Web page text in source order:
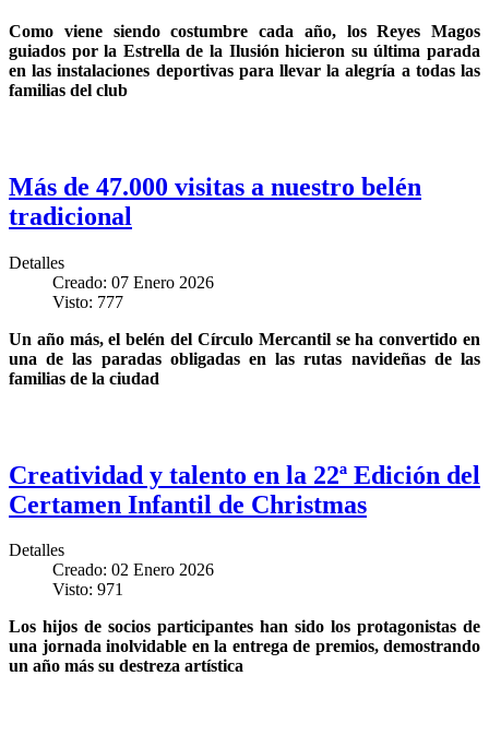
Como viene siendo costumbre cada año, los Reyes Magos
guiados por la Estrella de la Ilusión hicieron su última parada
en las instalaciones deportivas para llevar la alegría a todas las
familias del club
Más de 47.000 visitas a nuestro belén
tradicional
Detalles
Creado: 07 Enero 2026
Visto: 777
Un año más, el belén del Círculo Mercantil se ha convertido en
una de las paradas obligadas en las rutas navideñas de las
familias de la ciudad
Creatividad y talento en la 22ª Edición del
Certamen Infantil de Christmas
Detalles
Creado: 02 Enero 2026
Visto: 971
Los hijos de socios participantes han sido los protagonistas de
una jornada inolvidable en la entrega de premios, demostrando
un año más su destreza artística